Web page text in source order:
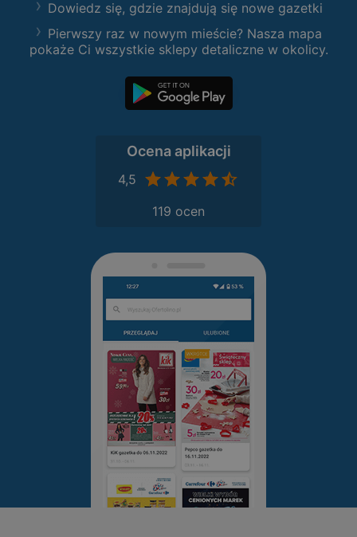
Dowiedz się, gdzie znajdują się nowe gazetki
Pierwszy raz w nowym mieście? Nasza mapa
pokaże Ci wszystkie sklepy detaliczne w okolicy.
Ocena aplikacji
4,5
119 ocen